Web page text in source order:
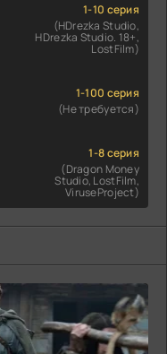
1-10 серия
(HDrezka Studio,
HDrezka Studio. 18+,
LostFilm)
1-100 серия
(Не требуется)
1-8 серия
(Dragon Money
Studio, LostFilm,
ViruseProject)